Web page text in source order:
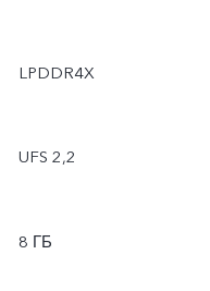
LPDDR4X
UFS 2,2
8 ГБ